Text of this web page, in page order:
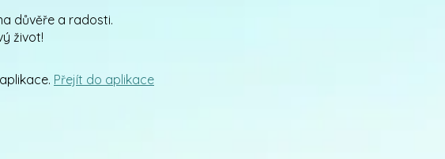
důvěře a radosti.
život!
Přejít do aplikace